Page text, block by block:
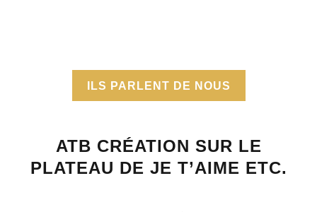
ILS PARLENT DE NOUS
ATB CRÉATION SUR LE
PLATEAU DE JE T’AIME ETC.